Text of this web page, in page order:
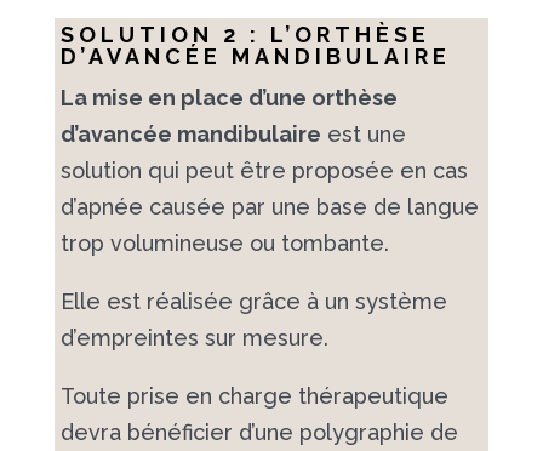
SOLUTION 2 : L’ORTHÈSE
D’AVANCÉE MANDIBULAIRE
La mise en place d’une orthèse
d’avancée mandibulaire est une
solution qui peut être proposée en cas
d’apnée causée par une base de langue
trop volumineuse ou tombante.
Elle est réalisée grâce à un système
d’empreintes sur mesure.
Toute prise en charge thérapeutique
devra bénéficier d’une polygraphie de